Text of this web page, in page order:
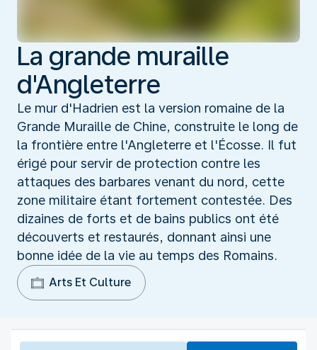
La grande muraille
d'Angleterre
Le mur d'Hadrien est la version romaine de la
Grande Muraille de Chine, construite le long de
la frontière entre l'Angleterre et l'Écosse. Il fut
érigé pour servir de protection contre les
attaques des barbares venant du nord, cette
zone militaire étant fortement contestée. Des
dizaines de forts et de bains publics ont été
découverts et restaurés, donnant ainsi une
bonne idée de la vie au temps des Romains.
Arts Et Culture